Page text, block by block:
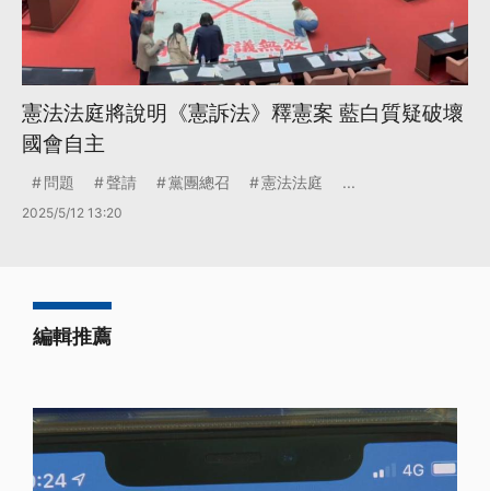
憲法法庭將說明《憲訴法》釋憲案 藍白質疑破壞
國會自主
問題 聲請 黨團總召 憲法法庭 ...
2025/5/12 13:20
編輯推薦